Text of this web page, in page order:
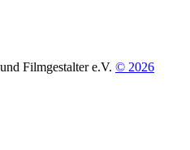
Filmgestalter e.V. © 2026